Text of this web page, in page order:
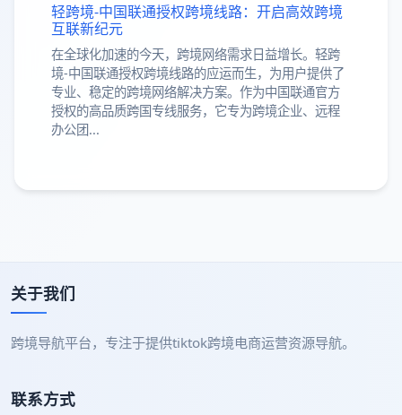
轻跨境-中国联通授权跨境线路：开启高效跨境
互联新纪元
在全球化加速的今天，跨境网络需求日益增长。轻跨
境-中国联通授权跨境线路的应运而生，为用户提供了
专业、稳定的跨境网络解决方案。作为中国联通官方
授权的高品质跨国专线服务，它专为跨境企业、远程
办公团...
关于我们
跨境导航平台，专注于提供tiktok跨境电商运营资源导航。
联系方式